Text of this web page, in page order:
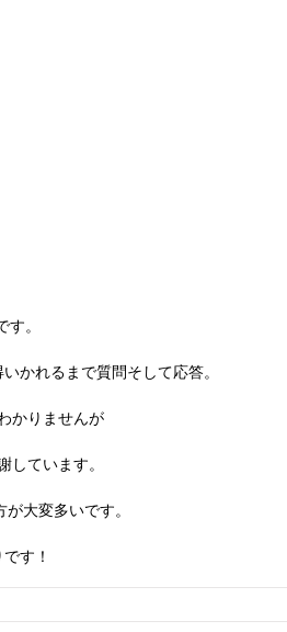
。
かれるまで質問そして応答。
かりませんが
しています。
大変多いです。
す！